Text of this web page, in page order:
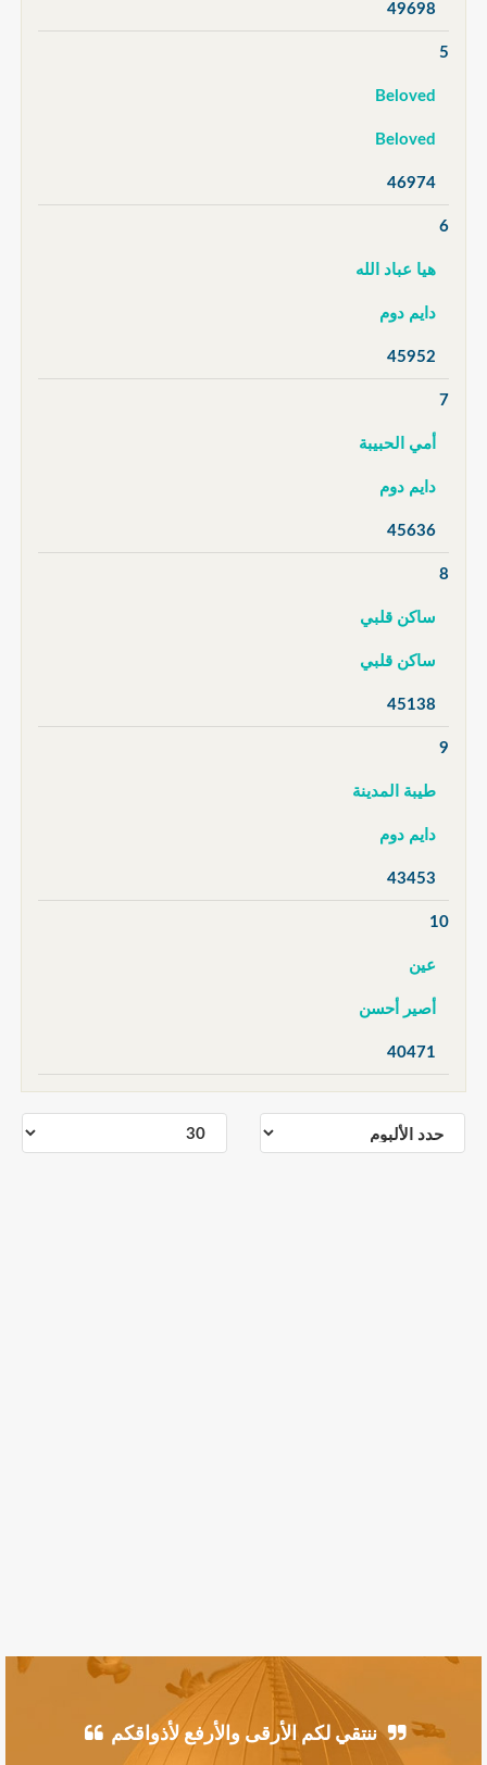
49698
5
Beloved
Beloved
46974
6
هيا عباد الله
دايم دوم
45952
7
أمي الحبيبة
دايم دوم
45636
8
ساكن قلبي
ساكن قلبي
45138
9
طيبة المدينة
دايم دوم
43453
10
عين
أصير أحسن
40471
ننتقي لكم الأرقى والأرفع لأذواقكم